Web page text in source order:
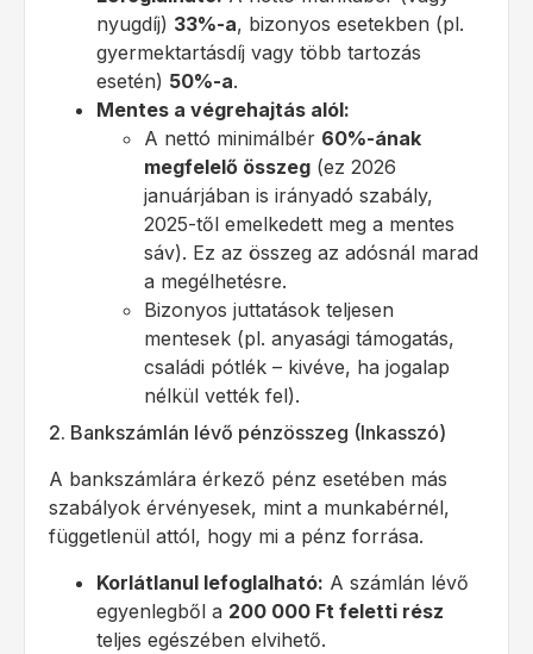
nyugdíj) 33%-a, bizonyos esetekben (pl.
gyermektartásdíj vagy több tartozás
esetén) 50%-a.
Mentes a végrehajtás alól:
A nettó minimálbér 60%-ának
megfelelő összeg (ez 2026
januárjában is irányadó szabály,
2025-től emelkedett meg a mentes
sáv). Ez az összeg az adósnál marad
a megélhetésre.
Bizonyos juttatások teljesen
mentesek (pl. anyasági támogatás,
családi pótlék – kivéve, ha jogalap
nélkül vették fel).
2. Bankszámlán lévő pénzösszeg (Inkasszó)
A bankszámlára érkező pénz esetében más
szabályok érvényesek, mint a munkabérnél,
függetlenül attól, hogy mi a pénz forrása.
Korlátlanul lefoglalható: A számlán lévő
egyenlegből a 200 000 Ft feletti rész
teljes egészében elvihető.